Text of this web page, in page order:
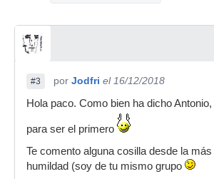
#3 por Jodfri el 16/12/2018
Hola paco. Como bien ha dicho
para ser el primero
Te comento alguna cosilla desde la
humildad (soy de tu mismo grupo